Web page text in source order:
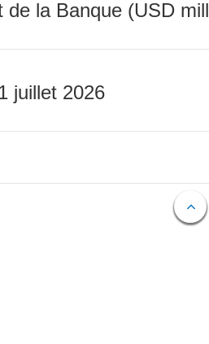
la Banque (USD
juillet 2026